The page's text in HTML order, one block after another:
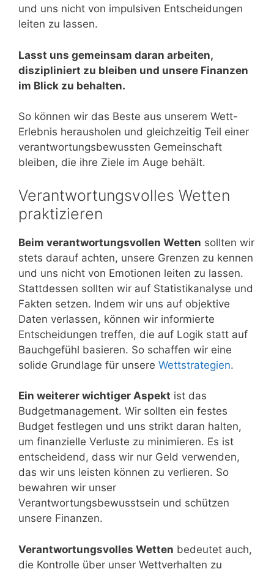
und uns nicht von impulsiven Entscheidungen
leiten zu lassen.
Lasst uns gemeinsam daran arbeiten,
diszipliniert zu bleiben und unsere Finanzen
im Blick zu behalten.
So können wir das Beste aus unserem Wett-
Erlebnis herausholen und gleichzeitig Teil einer
verantwortungsbewussten Gemeinschaft
bleiben, die ihre Ziele im Auge behält.
Verantwortungsvolles Wetten
praktizieren
Beim verantwortungsvollen Wetten sollten wir
stets darauf achten, unsere Grenzen zu kennen
und uns nicht von Emotionen leiten zu lassen.
Stattdessen sollten wir auf Statistikanalyse und
Fakten setzen. Indem wir uns auf objektive
Daten verlassen, können wir informierte
Entscheidungen treffen, die auf Logik statt auf
Bauchgefühl basieren. So schaffen wir eine
solide Grundlage für unsere Wettstrategien.
Ein weiterer wichtiger Aspekt ist das
Budgetmanagement. Wir sollten ein festes
Budget festlegen und uns strikt daran halten,
um finanzielle Verluste zu minimieren. Es ist
entscheidend, dass wir nur Geld verwenden,
das wir uns leisten können zu verlieren. So
bewahren wir unser
Verantwortungsbewusstsein und schützen
unsere Finanzen.
Verantwortungsvolles Wetten bedeutet auch,
die Kontrolle über unser Wettverhalten zu